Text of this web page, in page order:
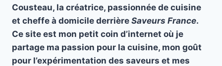
Cousteau, la créatrice, passionnée de cuisine
et cheffe à domicile derrière Saveurs France.
Ce site est mon petit coin d’internet où je
partage ma passion pour la cuisine, mon goût
pour l’expérimentation des saveurs et mes